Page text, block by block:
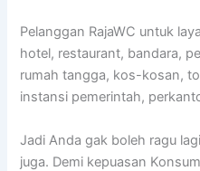
Pelanggan RajaWC untuk
hotel, restaurant, bandara,
rumah tangga, kos-kosan,
instansi pemerintah,
Jadi Anda gak boleh ragu
juga. Demi kepuasan